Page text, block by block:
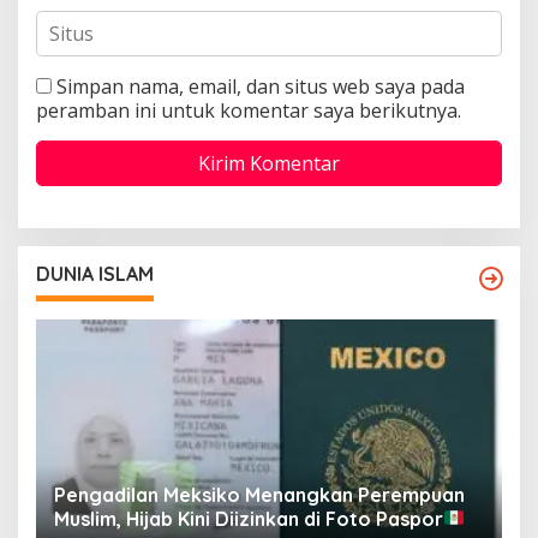
Simpan nama, email, dan situs web saya pada
peramban ini untuk komentar saya berikutnya.
DUNIA ISLAM
Pengadilan Meksiko Menangkan Perempuan
Muslim, Hijab Kini Diizinkan di Foto Paspor